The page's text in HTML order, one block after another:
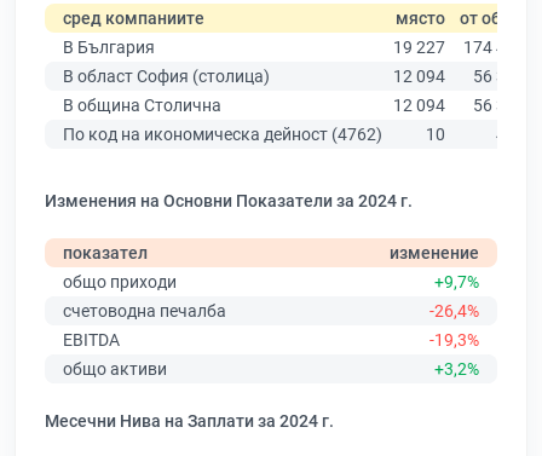
сред компаниите място от общо
В България
19 227
174 403
В област София (столица)
12 094
56 378
В община Столична
12 094
56 378
По код на икономическа дейност (4762)
10 424
Изменения на Основни Показатели за 2024 г.
показател
изменение
общо приходи
+9,7%
счетоводна печалба
-26,4%
EBITDA
-19,3%
общо активи
+3,2%
Месечни Нива на Заплати за 2024 г.